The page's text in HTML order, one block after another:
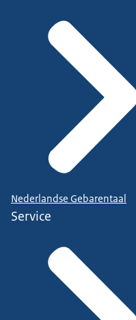
Nederlandse Gebarentaal
Service